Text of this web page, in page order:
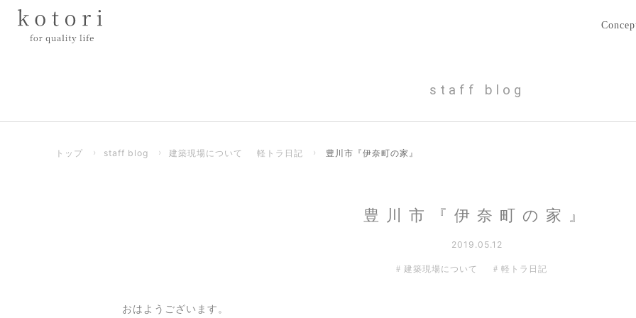
staff blog
トップ › staff blog › 建築現場について 軽トラ日記 › 豊川市『伊奈町の家』
豊川市『伊奈町の家』
2019.05.12
建築現場について 軽トラ日記
おはようございます。